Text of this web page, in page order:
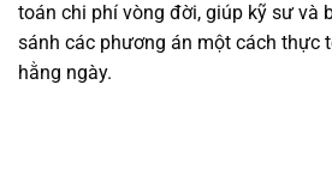
toán chi phí vòng đời, giúp kỹ sư và
sánh các phương án một cách thực
hằng ngày.